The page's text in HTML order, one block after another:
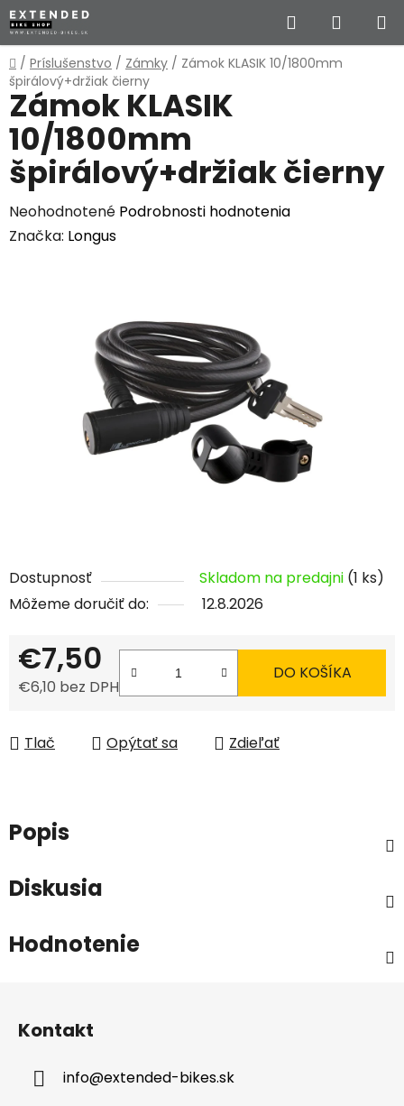
Prejsť
na
obsah
Hľadať
KOŠÍK
Domov
/ Príslušenstvo / Zámky / Zámok KLASIK 10/1800mm
špirálový+držiak čierny
Dostupnosť Skladom na predajni (1 ks)
Môžeme doručiť do:
12.8.2026
€7,50
€6,10 bez DPH
DO KOŠÍKA
Tlač Opýtať sa Zdieľať
Zámok KLASIK
10/1800mm
špirálový+držiak čierny
Priemerné
hodnotenie
Neohodnotené Podrobnosti hodnotenia
Značka: Longus
Popis
Diskusia
Hodnotenie
Kontakt
info@extended-bikes.sk